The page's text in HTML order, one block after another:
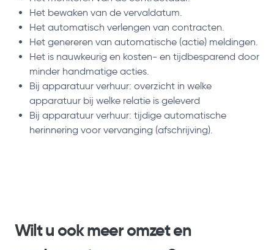
Het bewaken van de vervaldatum.
Het automatisch verlengen van contracten.
Het genereren van automatische (actie) meldingen.
Het is nauwkeurig en kosten- en tijdbesparend door
minder handmatige acties.
Bij apparatuur verhuur: overzicht in welke
apparatuur bij welke relatie is geleverd
Bij apparatuur verhuur: tijdige automatische
herinnering voor vervanging (afschrijving).
Wilt u ook meer omzet en